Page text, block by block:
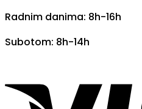
Radnim danima: 8h-16h
Subotom: 8h-14h